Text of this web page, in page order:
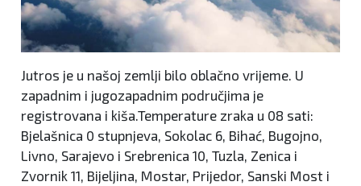
Jutros je u našoj zemlji bilo oblačno vrijeme. U
zapadnim i jugozapadnim područjima je
registrovana i kiša.Temperature zraka u 08 sati:
Bjelašnica 0 stupnjeva, Sokolac 6, Bihać, Bugojno,
Livno, Sarajevo i Srebrenica 10, Tuzla, Zenica i
Zvornik 11, Bijeljina, Mostar, Prijedor, Sanski Most i